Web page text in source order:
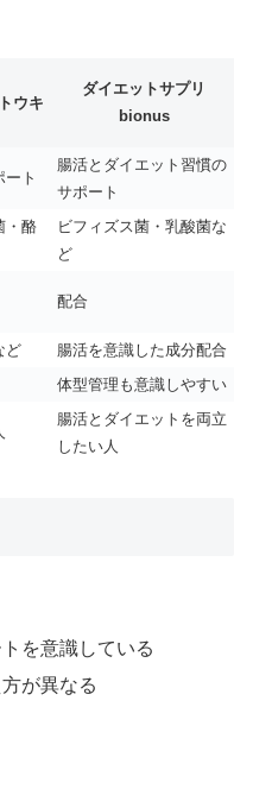
ウキ
ダイエットサプリ
bionus
ート
腸活とダイエット習慣の
サポート
・酪
ビフィズス菌・乳酸菌な
ど
配合
ど
腸活を意識した成分配合
体型管理も意識しやすい
腸活とダイエットを両立
したい人
を意識している
が異なる